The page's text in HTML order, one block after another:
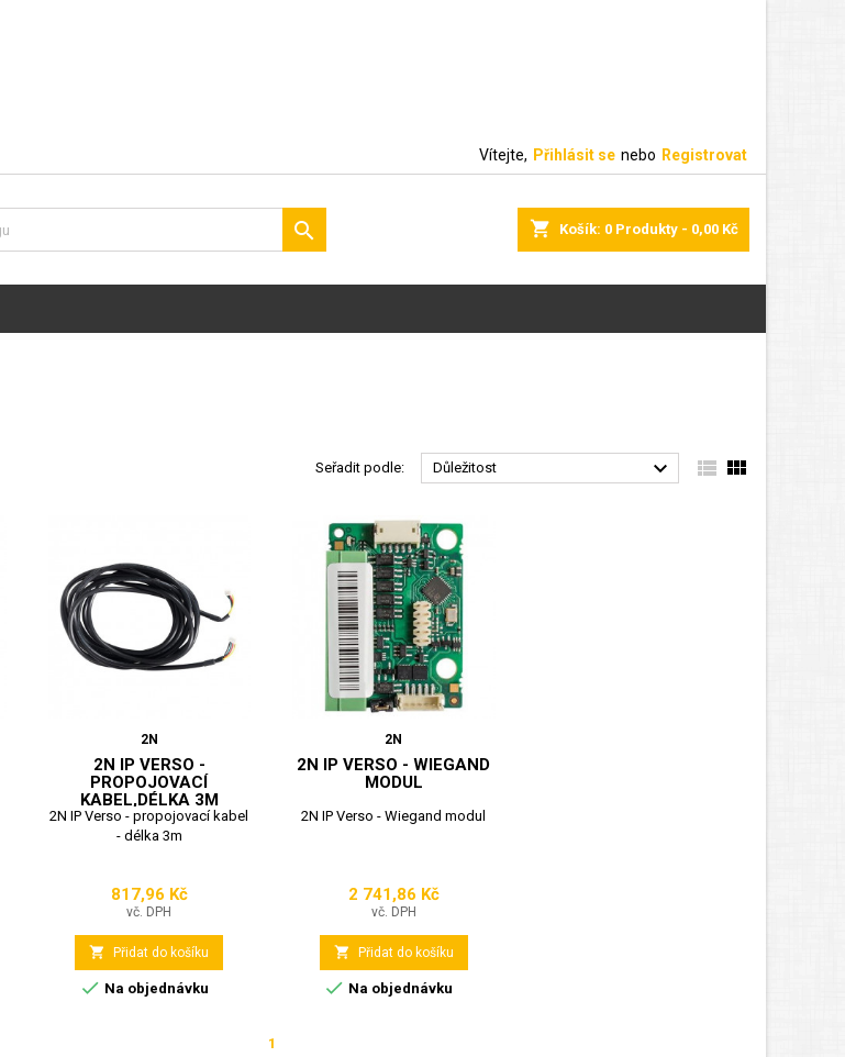
Vítejte, Přihlásit se nebo Registrovat
shopping_cart Košík: 0 Produkty - 0,00 Kč

Seřadit podle: Důležitost   
2N
2N IP VERSO -
PROPOJOVACÍ
KABEL,DÉLKA 3M
2N IP Verso - propojovací kabel
- délka 3m
Cena
817,96 Kč
vč. DPH
 Přidat do košíku
 Na objednávku
2N
2N IP VERSO - WIEGAND
MODUL
2N IP Verso - Wiegand modul
Cena
2 741,86 Kč
vč. DPH
 Přidat do košíku
 Na objednávku
1